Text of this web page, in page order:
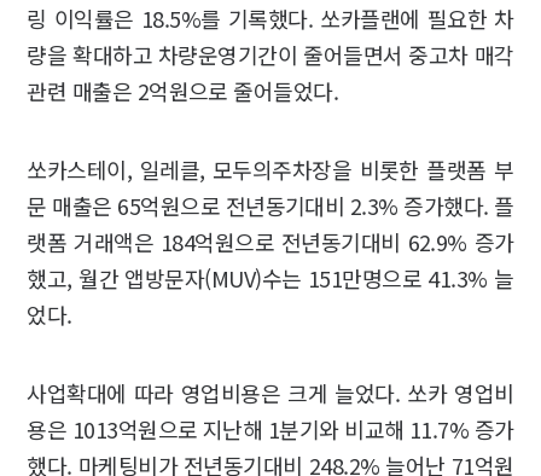
링 이익률은 18.5%를 기록했다. 쏘카플랜에 필요한 차
량을 확대하고 차량운영기간이 줄어들면서 중고차 매각
관련 매출은 2억원으로 줄어들었다.
쏘카스테이, 일레클, 모두의주차장을 비롯한 플랫폼 부
문 매출은 65억원으로 전년동기대비 2.3% 증가했다. 플
랫폼 거래액은 184억원으로 전년동기대비 62.9% 증가
했고, 월간 앱방문자(MUV)수는 151만명으로 41.3% 늘
었다.
사업확대에 따라 영업비용은 크게 늘었다. 쏘카 영업비
용은 1013억원으로 지난해 1분기와 비교해 11.7% 증가
했다. 마케팅비가 전년동기대비 248.2% 늘어난 71억원